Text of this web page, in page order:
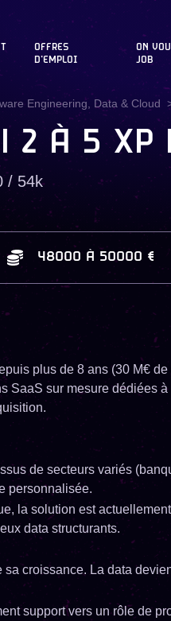
OFFRES
D'EMPLOI
ON
JOB
Engineering, Data & Cloud
| 2 À 5
/ 54k
48000 À 50000 €
plus de 8 ans (30 M€ de
SaaS sur mesure dédiées à
de secteurs variés
personnalisée.
la solution est
data structurants.
sa croissance. La data
support vers un rôle de